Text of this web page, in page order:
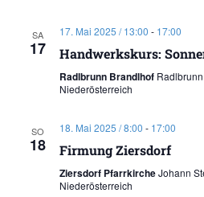
SA
17
17. Mai 2025 / 13:00 - 17:00
Handwerkskurs:
Radlbrunn Brandlhof
Niederösterreich
SO
18
18. Mai 2025 / 8:00 - 17:00
Firmung Ziersdorf
Ziersdorf PfarrkircheJohann
Niederösterreich